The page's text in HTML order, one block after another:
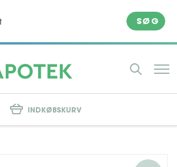
SØG
INDKØBSKURV